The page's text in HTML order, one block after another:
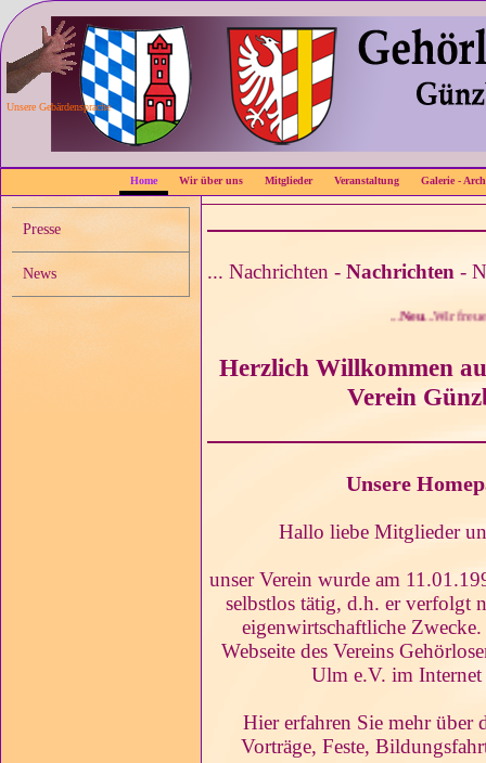
Unsere Gebärdensprache
Home Wir über uns Mitglieder Veranstaltung Galerie -
Presse
News ... Nachrichten - Nachrichten -
Neu...Wir freuen
Herzlich Willkommen
Verein
Unsere
Hallo liebe Mitglieder
unser Verein wurde am
selbstlos tätig, d.h. er verfolgt
eigenwirtschaftliche
Webseite des Vereins
Ulm e.V. im Internet
Hier erfahren Sie mehr über
Vorträge, Feste,